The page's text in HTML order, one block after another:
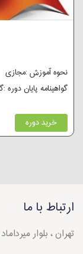
نحوه آموزش :مجازی
گواهینامه پایان
خرید دوره
ارتباط با ما
تهران ، بلوار میرداماد